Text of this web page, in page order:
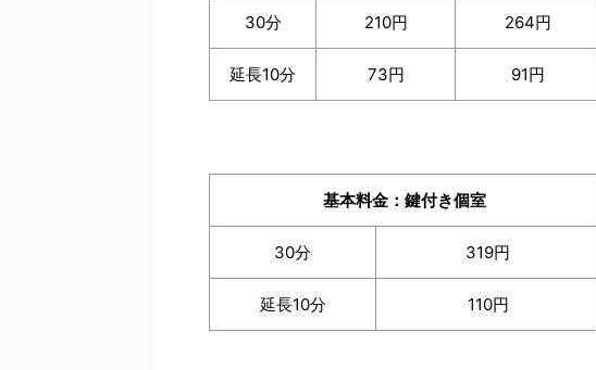
30分 210円 264円
延長10分 73円 91円
基本料金：鍵付き個室
30分 319円
延長10分 110円